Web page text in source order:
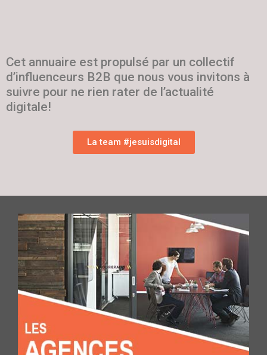
Cet annuaire est propulsé par un collectif
d’influenceurs B2B que nous vous invitons à
suivre pour ne rien rater de l’actualité
digitale!
La team #jesuisdigital